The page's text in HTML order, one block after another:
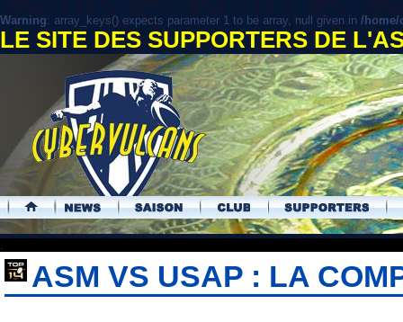
Warning: array_keys() expects parameter 1 to be array, null given in /home/
LE SITE DES SUPPORTERS DE
.
ASM VS USAP : LA